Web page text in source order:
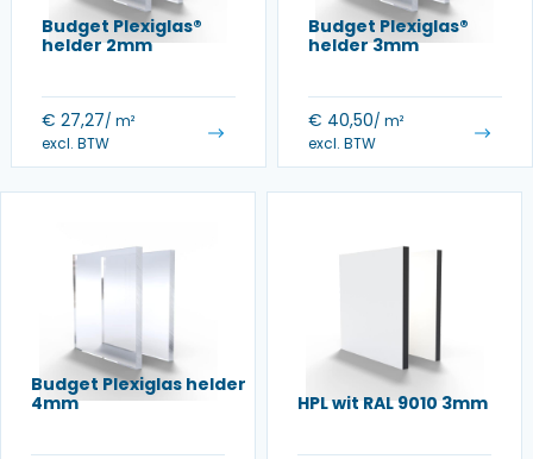
Budget Plexiglas®
helder 2mm
€ 27,27/ m²
excl. BTW
Budget Plexiglas®
helder 3mm
€ 40,50/ m²
excl. BTW
Budget Plexiglas helder
4mm
HPL wit RAL 9010 3mm